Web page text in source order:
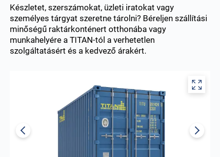
Készletet, szerszámokat, üzleti iratokat vagy
személyes tárgyat szeretne tárolni? Béreljen szállítási
minőségű raktárkonténert otthonába vagy
munkahelyére a TITAN-tól a verhetetlen
szolgáltatásért és a kedvező árakért.